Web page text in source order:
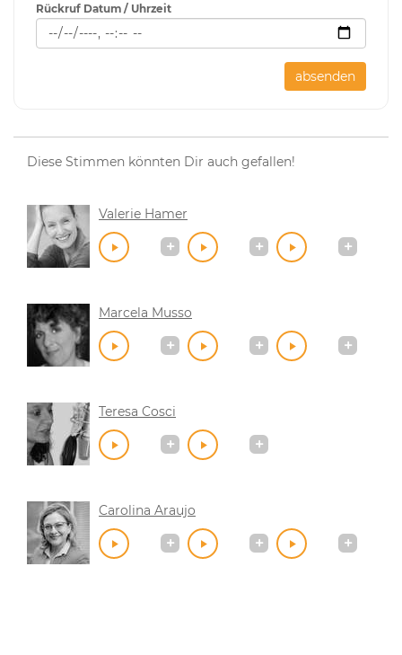
Rückruf Datum / Uhrzeit
absenden
Diese Stimmen könnten Dir auch gefallen!
Valerie Hamer
Marcela Musso
Teresa Cosci
Carolina Araujo